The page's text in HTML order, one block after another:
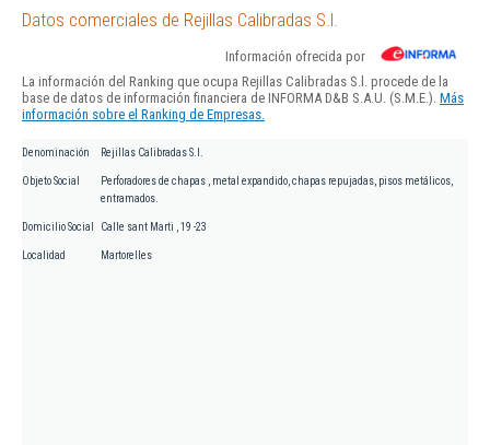
Datos comerciales de Rejillas Calibradas S.l.
Información ofrecida por
La información del Ranking que ocupa Rejillas Calibradas S.l. procede de la
base de datos de información financiera de INFORMA D&B S.A.U. (S.M.E.). Más
información sobre el Ranking de Empresas.
Denominación Rejillas Calibradas S.l.
Objeto Social
Perforadores de chapas , metal expandido, chapas repujadas, pisos metálicos,
entramados.
Domicilio Social Calle sant Marti , 19 -23
Localidad Martorelles